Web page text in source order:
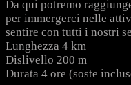
Da qui potremo
per immergerci nelle
sentire con tutti i nostri
Lunghezza 4 km
Dislivello 200 m
Durata 4 ore (soste